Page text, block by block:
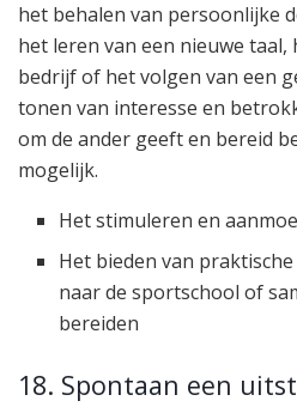
het behalen van persoonlijke
het leren van een nieuwe
bedrijf of het volgen van een
tonen van interesse en
om de ander geeft en bereid
mogelijk.
Het stimuleren en
Het bieden van
naar de sportschool of
bereiden
18. Spontaan een